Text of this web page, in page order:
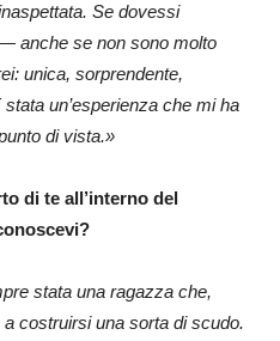
Se dovessi
anche se non sono molto
unica, sorprendente,
un’esperienza che mi ha
di vista.»
di te all’interno del
stata una ragazza che,
costruirsi una sorta di scudo.